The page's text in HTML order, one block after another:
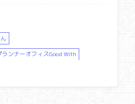
ンナーオフィスGood With